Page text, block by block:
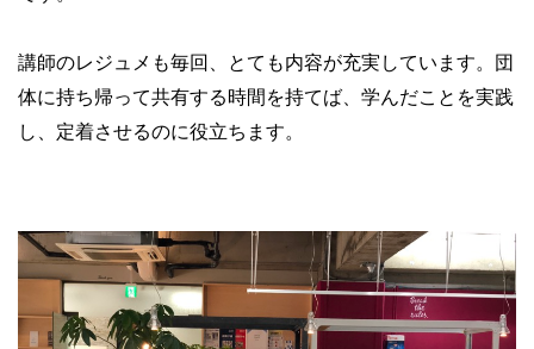
講師のレジュメも毎回、とても内容が充実しています。団
体に持ち帰って共有する時間を持てば、学んだことを実践
し、定着させるのに役立ちます。